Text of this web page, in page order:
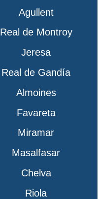
Agullent
Real de Montroy
Jeresa
Real de Gandía
Almoines
Favareta
Miramar
Masalfasar
Chelva
Riola